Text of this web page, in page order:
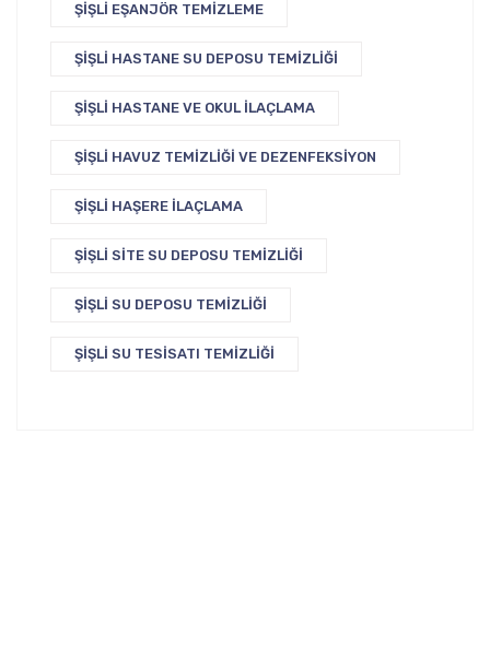
ŞIŞLI EŞANJÖR TEMIZLEME
ŞIŞLI HASTANE SU DEPOSU TEMIZLIĞI
ŞIŞLI HASTANE VE OKUL İLAÇLAMA
ŞIŞLI HAVUZ TEMIZLIĞI VE DEZENFEKSIYON
ŞIŞLI HAŞERE İLAÇLAMA
ŞIŞLI SITE SU DEPOSU TEMIZLIĞI
ŞIŞLI SU DEPOSU TEMIZLIĞI
ŞIŞLI SU TESISATI TEMIZLIĞI